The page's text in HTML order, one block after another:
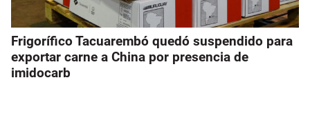
Frigorífico Tacuarembó quedó suspendido para
exportar carne a China por presencia de
imidocarb